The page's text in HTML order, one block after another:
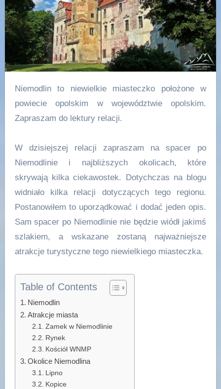
Niemodlin to niewielkie miasteczko położone w
powiecie opolskim w województwie opolskim.
Zapraszam do lektury relacji.
W dzisiejszej relacji zapraszam na spacer po
Niemodlinie i najbliższych okolicach, które
skrywają kilka ciekawostek. Dotychczas na blogu
widniało kilka relacji dotyczących tego regionu.
Postanowiłem to uporządkować i dodać jeden opis.
Sam spacer po Niemodlinie nie będzie wiódł jakimś
szlakiem, a wskazane zostaną najważniejsze
atrakcje turystyczne tego niewielkiego miasteczka.
Table of Contents
Niemodlin
Atrakcje miasta
Zamek w Niemodlinie
Rynek
Kościół WNMP
Okolice Niemodlina
Lipno
Kopice